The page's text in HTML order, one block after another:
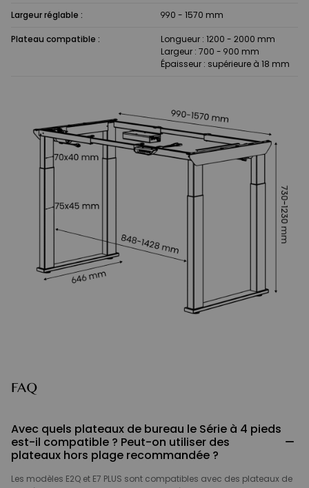
Largeur réglable : 990 - 1570 mm
Plateau compatible :
Longueur : 1200 - 2000 mm
Largeur : 700 - 900 mm
Épaisseur : supérieure à 18 mm
FAQ
Avec quels plateaux de bureau le Série à 4 pieds
est-il compatible ? Peut-on utiliser des
plateaux hors plage recommandée ?
−
Les modèles E2Q et E7 PLUS sont compatibles avec des plateaux de